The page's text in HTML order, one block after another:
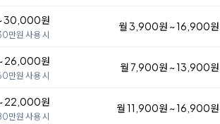
30,000원
만원 사용 시
월 3,900원 ~ 16,900원
26,000원
만원 사용 시
월 7,900원 ~ 13,900원
22,000원
만원 사용 시
월 11,900원 ~ 16,900원